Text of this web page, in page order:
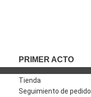
PRIMER ACTO
Tienda
Seguimiento de pedido